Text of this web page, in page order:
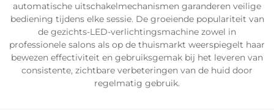
automatische uitschakelmechanismen garanderen veilige
bediening tijdens elke sessie. De groeiende populariteit van
de gezichts-LED-verlichtingsmachine zowel in
professionele salons als op de thuismarkt weerspiegelt haar
bewezen effectiviteit en gebruiksgemak bij het leveren van
consistente, zichtbare verbeteringen van de huid door
regelmatig gebruik.